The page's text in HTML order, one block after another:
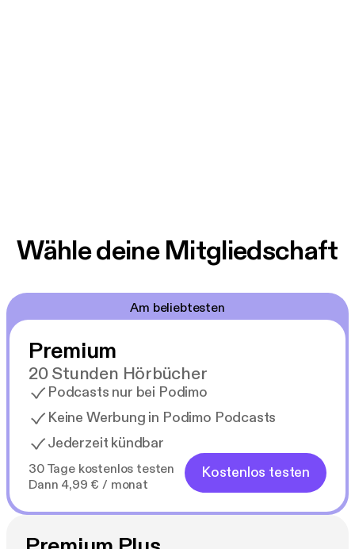
Wähle deine Mitgliedschaft
Am beliebtesten
Premium
20 Stunden Hörbücher
Podcasts nur bei Podimo
Keine Werbung in Podimo Podcasts
Jederzeit kündbar
30 Tage kostenlos testen
Dann 4,99 € / monat
Kostenlos testen